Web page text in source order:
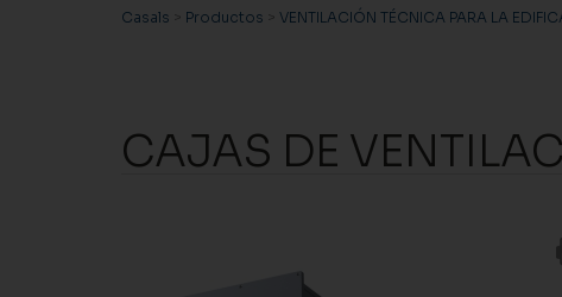
Casals > Productos > VENTILACIÓN TÉCNICA PARA LA
CAJAS DE